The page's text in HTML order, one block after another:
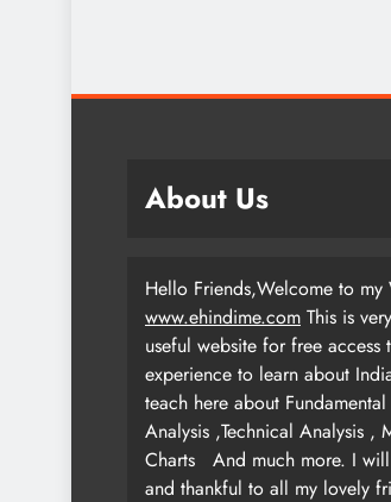
About Us
Hello Friends,Welcome to my
www.ehindime.com This is
useful website for free access
experience to learn about
teach here about Fundamental
Analysis ,Technical Analysis ,
Charts
And much more. I
and thankful to all my lovely